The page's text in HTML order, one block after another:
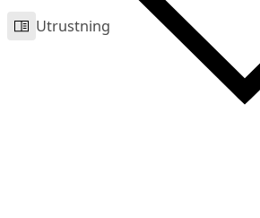
Utrustning